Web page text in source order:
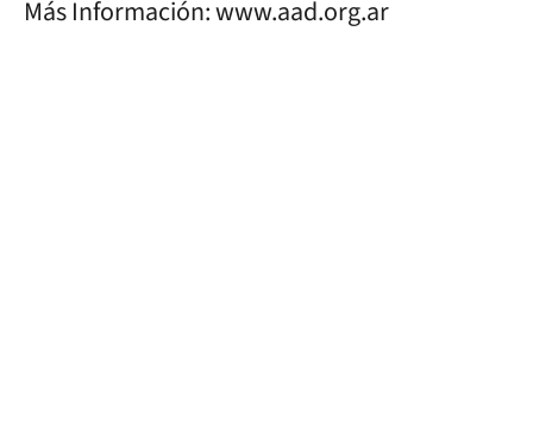
Más Información: www.aad.org.ar